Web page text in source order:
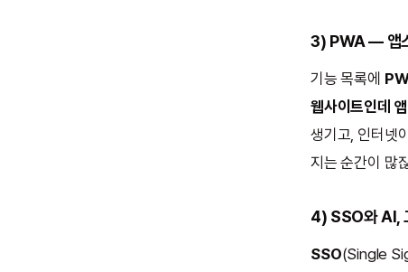
3) PWA — 앱
기능 목록에
웹사이트인데
생기고, 인터넷
지는 순간이 많
4) SSO와 AI,
SSO(Single